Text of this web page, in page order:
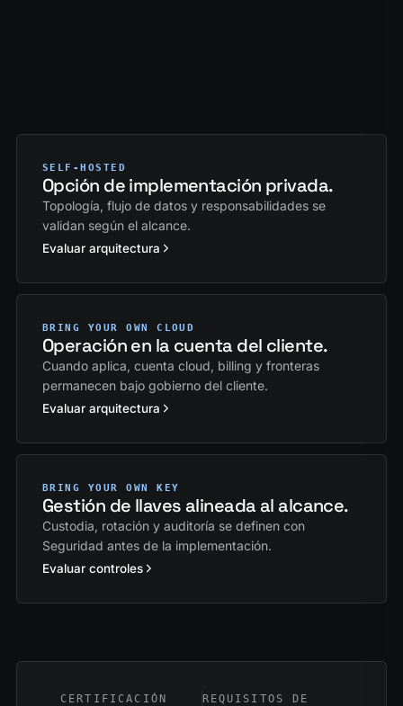
SELF-HOSTED
Opción de implementación privada.
Topología, flujo de datos y responsabilidades se
validan según el alcance.
Evaluar arquitectura
BRING YOUR OWN CLOUD
Operación en la cuenta del cliente.
Cuando aplica, cuenta cloud, billing y fronteras
permanecen bajo gobierno del cliente.
Evaluar arquitectura
BRING YOUR OWN KEY
Gestión de llaves alineada al alcance.
Custodia, rotación y auditoría se definen con
Seguridad antes de la implementación.
Evaluar controles
CERTIFICACIÓN
REQUISITOS DE